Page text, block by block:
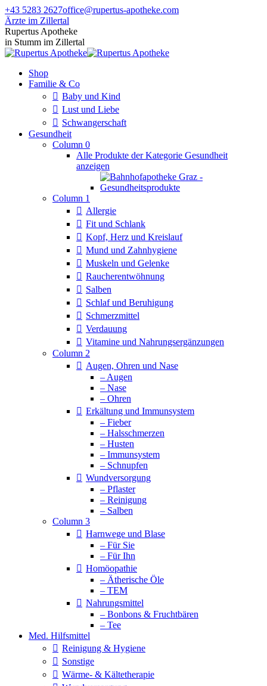
Zum
Inhalt
springen
+43 5283 2627office@rupertus-apotheke.com
Ärzte im Zillertal
Facebook
page
opens
new
window
Instagram
page
opens
new
window
Rupertus Apotheke
in Stumm im Zillertal
Shop
Familie & Co
Baby und Kind
Lust und Liebe
Schwangerschaft
Gesundheit
Column 0
Alle Produkte der Kategorie Gesundheit
anzeigen
Column 1
Allergie
Fit und Schlank
Kopf, Herz und Kreislauf
Mund und Zahnhygiene
Muskeln und Gelenke
Raucherentwöhnung
Salben
Schlaf und Beruhigung
Schmerzmittel
Verdauung
Vitamine und Nahrungsergänzungen
Column 2
Augen, Ohren und Nase
– Augen
– Nase
– Ohren
Erkältung und Immunsystem
– Fieber
– Halsschmerzen
– Husten
– Immunsystem
– Schnupfen
Wundversorgung
– Pflaster
– Reinigung
– Salben
Column 3
Harnwege und Blase
– Für Sie
– Für Ihn
Homöopathie
– Ätherische Öle
– TEM
Nahrungsmittel
– Bonbons & Fruchtbären
– Tee
Med. Hilfsmittel
Reinigung & Hygiene
Sonstige
Wärme- & Kältetherapie